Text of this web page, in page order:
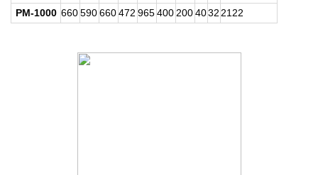
РМ-1000 660590660472 965400 2004032 2122